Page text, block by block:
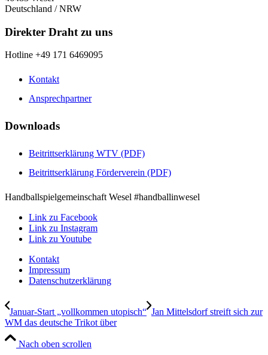
Deutschland / NRW
Direkter Draht zu uns
Hotline +49 171 6469095
Kontakt
Ansprechpartner
Downloads
Beitrittserklärung WTV (PDF)
Beitrittserklärung Förderverein (PDF)
Handballspielgemeinschaft Wesel #handballinwesel
Link zu Facebook
Link zu Instagram
Link zu Youtube
Kontakt
Impressum
Datenschutzerklärung
Januar-Start „vollkommen utopisch“ Jan Mittelsdorf streift sich zur
WM das deutsche Trikot über
Nach oben scrollen